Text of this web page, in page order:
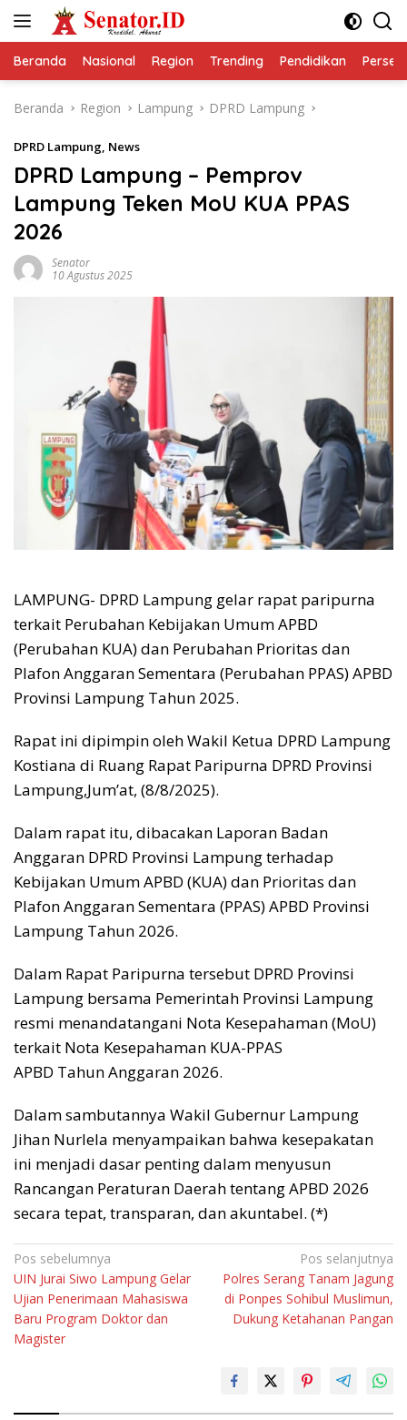
Beranda Nasional Region Trending Pendidikan
Beranda Region Lampung DPRD Lampung
DPRD Lampung, News
DPRD Lampung – Pemprov
Lampung Teken MoU KUA PPAS
2026
Senator
10 Agustus 2025
LAMPUNG- DPRD Lampung gelar rapat paripurna
terkait Perubahan Kebijakan Umum APBD
(Perubahan KUA) dan Perubahan Prioritas dan
Plafon Anggaran Sementara (Perubahan PPAS) APBD
Provinsi Lampung Tahun 2025.
Rapat ini dipimpin oleh Wakil Ketua DPRD Lampung
Kostiana di Ruang Rapat Paripurna DPRD Provinsi
Lampung,Jum’at, (8/8/2025).
Dalam rapat itu, dibacakan Laporan Badan
Anggaran DPRD Provinsi Lampung terhadap
Kebijakan Umum APBD (KUA) dan Prioritas dan
Plafon Anggaran Sementara (PPAS) APBD Provinsi
Lampung Tahun 2026.
Dalam Rapat Paripurna tersebut DPRD Provinsi
Lampung bersama Pemerintah Provinsi Lampung
resmi menandatangani Nota Kesepahaman (MoU)
terkait Nota Kesepahaman KUA-PPAS
APBD Tahun Anggaran 2026.
Dalam sambutannya Wakil Gubernur Lampung
Jihan Nurlela menyampaikan bahwa kesepakatan
ini menjadi dasar penting dalam menyusun
Rancangan Peraturan Daerah tentang APBD 2026
secara tepat, transparan, dan akuntabel. (*)
Navigasi
pos
Pos sebelumnya
UIN Jurai Siwo Lampung Gelar
Ujian Penerimaan Mahasiswa
Baru Program Doktor dan
Magister
Pos selanjutnya
Polres Serang Tanam Jagung
di Ponpes Sohibul Muslimun,
Dukung Ketahanan Pangan